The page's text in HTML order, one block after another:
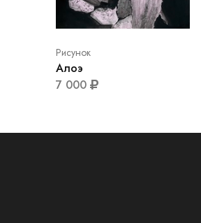
Рисунок
Алоэ
7 000